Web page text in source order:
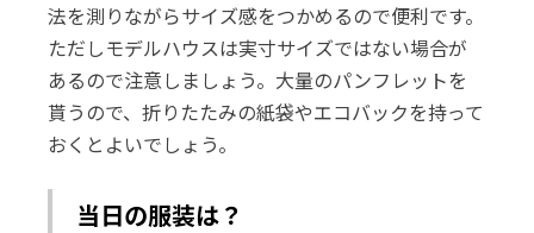
法を測りながらサイズ感をつかめるので便利です。
ただしモデルハウスは実寸サイズではない場合が
あるので注意しましょう。大量のパンフレットを
貰うので、折りたたみの紙袋やエコバックを持って
おくとよいでしょう。
当日の服装は？